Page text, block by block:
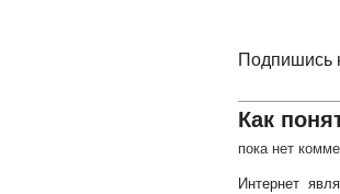
Подпишись
Как
пока нет
Интернет